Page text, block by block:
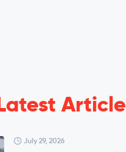
Latest Article
July 29, 2026